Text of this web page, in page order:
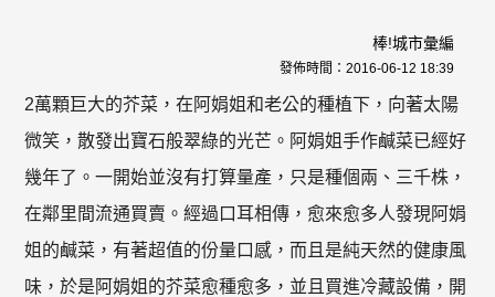
棒!城市彙編
發佈時間： 2016-06-12 18:39
2萬顆巨大的芥菜，在阿娟姐和老公的種植下，向著太陽
微笑，散發出寶石般翠綠的光芒。阿娟姐手作鹹菜已經好
幾年了。一開始並沒有打算量產，只是種個兩、三千株，
在鄰里間流通買賣。經過口耳相傳，愈來愈多人發現阿娟
姐的鹹菜，有著超值的份量口感，而且是純天然的健康風
味，於是阿娟姐的芥菜愈種愈多，並且買進冷藏設備，開